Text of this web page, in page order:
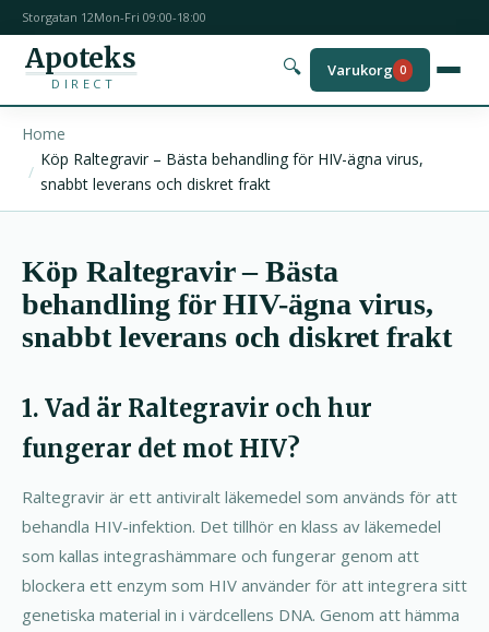
Storgatan 12Mon-Fri 09:00-18:00
Apoteks
DIRECT
🔍 Varukorg 0
Home
Köp Raltegravir – Bästa behandling för HIV-ägna virus,
snabbt leverans och diskret frakt
Köp Raltegravir – Bästa
behandling för HIV-ägna virus,
snabbt leverans och diskret frakt
1. Vad är Raltegravir och hur
fungerar det mot HIV?
Raltegravir är ett antiviralt läkemedel som används för att
behandla HIV-infektion. Det tillhör en klass av läkemedel
som kallas integrashämmare och fungerar genom att
blockera ett enzym som HIV använder för att integrera sitt
genetiska material in i värdcellens DNA. Genom att hämma